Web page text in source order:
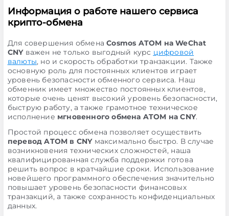
Информация о работе нашего сервиса
крипто-обмена
Для совершения обменаCosmos ATOM на WeChat
CNYважен не только выгодный курс цифровой
валюты, но и скорость обработки транзакции. Также
основную роль для постоянных клиентов играет
уровень безопасности обменного сервиса. Наш
обменник имеет множество постоянных клиентов,
которые очень ценят высокий уровень безопасности,
быструю работу, а также грамотное техническое
исполнение мгновенного обмена ATOM на CNY.
Простой процесс обмена позволяет осуществить
перевод ATOM в CNYмаксимально быстро. В случае
возникновения технических сложностей, наша
квалифицированная служба поддержки готова
решить вопрос в кратчайшие сроки. Использование
новейшего программного обеспечения значительно
повышает уровень безопасности финансовых
транзакций, а также сохранность конфиденциальных
данных.